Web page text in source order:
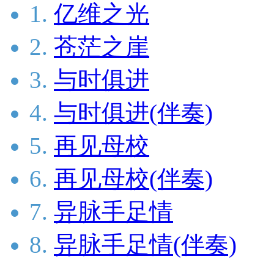
1. 亿维之光
2. 苍茫之崖
3. 与时俱进
4. 与时俱进(伴奏)
5. 再见母校
6. 再见母校(伴奏)
7. 异脉手足情
8. 异脉手足情(伴奏)